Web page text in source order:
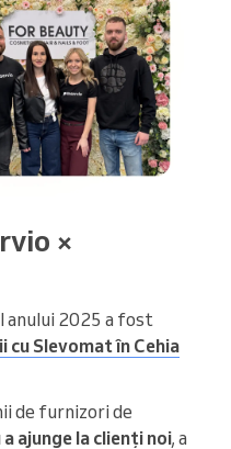
×
anului 2025 a fost
cu Slevomat în Cehia
de furnizori de
ajunge la clienți noi, a